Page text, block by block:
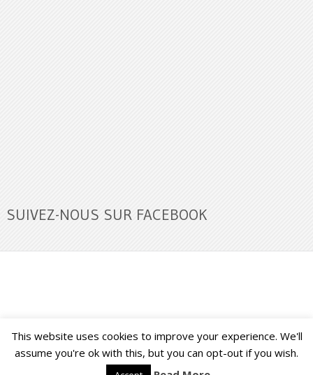
SUIVEZ-NOUS SUR FACEBOOK
Buzz Ultra Copyright © 2026. Back to Top ↑
This website uses cookies to improve your experience. We'll
assume you're ok with this, but you can opt-out if you wish.